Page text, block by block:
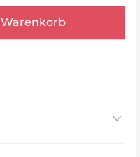
Warenkorb